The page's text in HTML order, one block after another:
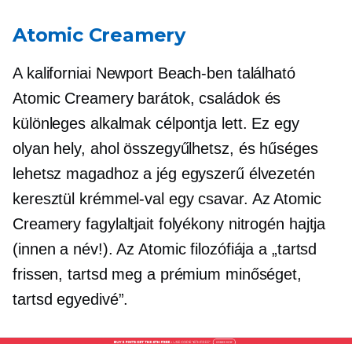
Atomic Creamery
A kaliforniai Newport Beach-ben található
Atomic Creamery barátok, családok és
különleges alkalmak célpontja lett. Ez egy
olyan hely, ahol összegyűlhetsz, és hűséges
lehetsz magadhoz a jég egyszerű élvezetén
keresztül
krémmel-val egy csavar. Az Atomic
Creamery fagylaltjait folyékony nitrogén hajtja
(innen a név!). Az Atomic filozófiája a „tartsd
frissen, tartsd meg a prémium minőséget,
tartsd egyedivé”.